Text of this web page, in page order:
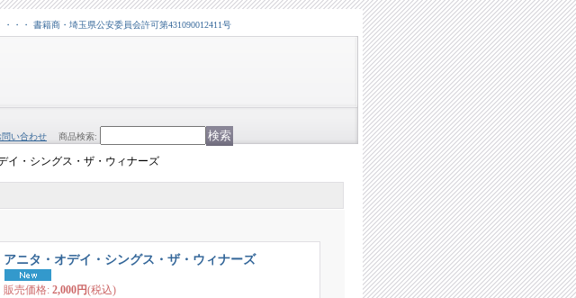
・・ 書籍商・埼玉県公安委員会許可第431090012411号
問い合わせ 商品検索:
イ・シングス・ザ・ウィナーズ
アニタ・オデイ・シングス・ザ・ウィナーズ
販売価格: 2,000円(税込)